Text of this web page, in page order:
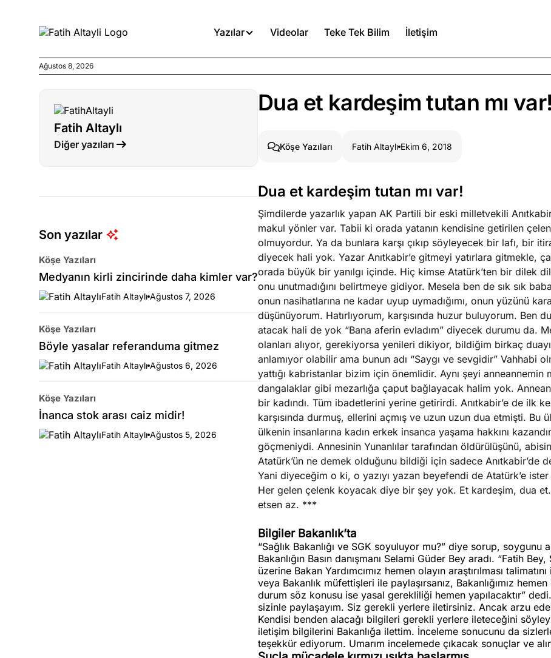
Yazılar Videolar Teke Tek Bilim İletişim
Medyanın kirli zincirinde daha kimler var?
Böyle yasalar referanduma gitmez
Ağustos 5, 2026
İnanca stok arası caiz midir!
Köşe Yazıları Spor Yazıları
Ağustos 8, 2026
Fatih Altaylı
Diğer yazıları
Son yazılar
Köşe Yazıları
Medyanın kirli zincirinde daha kimler var?
Fatih Altaylı Ağustos 7, 2026
Köşe Yazıları
Böyle yasalar referanduma gitmez
Fatih Altaylı Ağustos 6, 2026
Köşe Yazıları
İnanca stok arası caiz midir!
Fatih Altaylı Ağustos 5, 2026
Dua et kardeşim tutan mı var!
Köşe Yazıları Fatih Altaylı Ekim 6, 2018
Dua et kardeşim tutan mı var!
Şimdilerde yazarlık yapan AK Partili bir eski milletvekili
makul yönler var. Tabii ki orada yatanın kendisine getirilen
olmuyordur. Ya da bunlara karşı çıkıp söyleyecek bir lafı, bir
diyecek hali yok. Yazar Anıtkabir’e gitmeyi yatırlara gitmekle,
orada büyük bir yanılgı içinde. Hiç kimse Atatürk’ten bir dilek
onu unutmadığını belirtmeye gidiyor. Mesela ben de sık sık
onun nasihatlarına ne kadar uyup uymadığımı, onun yüzünü
düşünüyorum. Hatırlıyorum, karşısında huzur buluyorum. Ben
atacak hali de yok “Bana aferin evladım” diyecek durumu da.
olanları alıyor, gerekiyorsa yenileri dikiyor, bildiğim birkaç duayı
anlamıyor olabilir ama bunun adı “Saygı ve sevgidir” Vahhabi
yattığı kabristanlar bizim için önemlidir. Aynı şeyi anneannemin
dangalaklar gibi mezarlığa çaput bağlayacak halim yok.
bir kadındı. Tüm ibadetlerini yerine getirirdi. Anıtkabir’e de ilk
karşısında durmuş, ellerini açmış ve uzun uzun dua etmişti. Bu
ülkenin insanlarına kadın erkek insanca yaşama hakkını
göçmeniydi. Annesinin Yunanlılar tarafından öldürülüşünü,
Atatürk’ün ne demek olduğunu bildiği için sadece Anıtkabir’de
Yani diyeceğim o ki, o yazıyı yazan beyefendi de Atatürk’e
Her gelen çelenk koyacak diye bir şey yok. Et kardeşim, dua
etsen az. ***
Bilgiler Bakanlık’ta
“Sağlık Bakanlığı ve SGK soyuluyor mu?” diye sorup, soygunu
Bakanlığın Basın danışmanı Selami Güder Bey aradı. “Fatih Bey,
üzerine Bakan Yardımcımız hemen olayın araştırılması
veya Bakanlık müfettişleri ile paylaşırsanız, Bakanlığımız
durum söz konusu ise yasal gerekliliği hemen yapılacaktır”
sizinle paylaşayım. Siz gerekli yerlere iletirsiniz. Ancak arzu
Kendisi benden alacağı bilgileri gerekli yerlere ileteceğini
iletişim bilgilerini Bakanlığa ilettim. İnceleme sonucunu da
teşekkür ediyorum. Umarım incelemede çıkacak sonuçlar ve